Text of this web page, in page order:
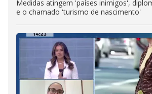
Medidas atingem 'países inimigos',
e o chamado 'turismo de nascimento'